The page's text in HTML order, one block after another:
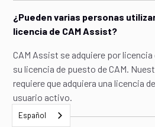
¿Pueden varias personas
licencia de CAM Assist?
CAM Assist se adquiere por
su licencia de puesto de CAM.
requiere que adquiera una licencia
usuario activo.
Español